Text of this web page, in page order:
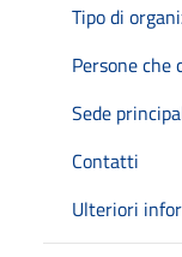
Tipo di
Persone
Sede
Contatti
Ulteriori